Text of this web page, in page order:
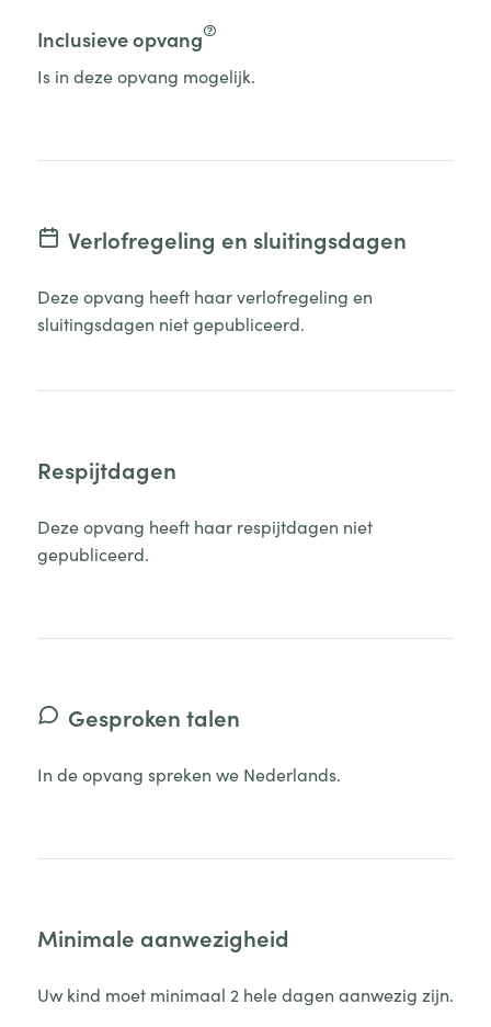
Inclusieve opvang
Is in deze opvang mogelijk.
Verlofregeling en sluitingsdagen
Deze opvang heeft haar verlofregeling en
sluitingsdagen niet gepubliceerd.
Respijtdagen
Deze opvang heeft haar respijtdagen niet
gepubliceerd.
Gesproken talen
In de opvang spreken we Nederlands.
Minimale aanwezigheid
Uw kind moet minimaal 2 hele dagen aanwezig zijn.